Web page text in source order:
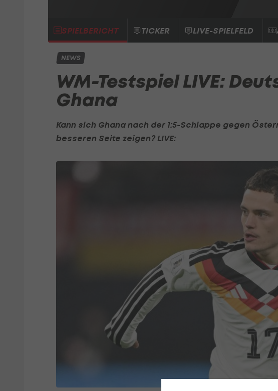
SPIELBERICHT TICKER LIVE-SPIELFELD
NEWS
WM-Testspiel LIVE:
Ghana
Kann sich Ghana nach der 1:5-Schlappe gegen
besseren Seite zeigen? LIVE: